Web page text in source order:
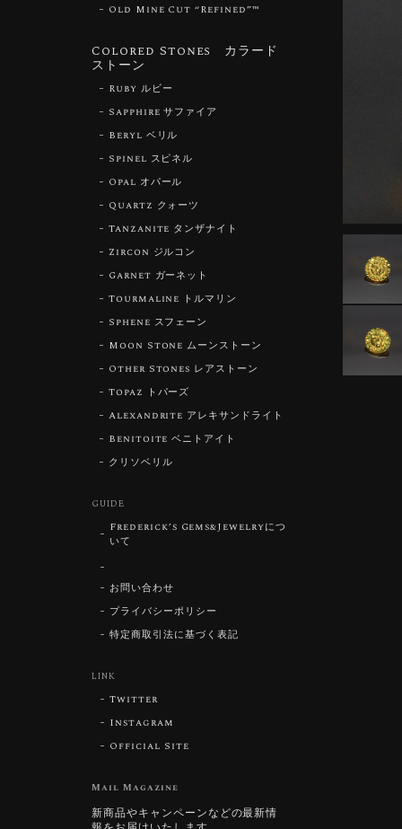
Old Mine Cut “Refined”™︎
Colored Stones カラード
ストーン
Ruby ルビー
Sapphire サファイア
Beryl ベリル
Spinel スピネル
Opal オパール
Quartz クォーツ
Tanzanite タンザナイト
Zircon ジルコン
Garnet ガーネット
Tourmaline トルマリン
Sphene スフェーン
Moon Stone ムーンストーン
Other Stones レアストーン
Topaz トパーズ
Alexandrite アレキサンドライト
Benitoite ベニトアイト
クリソベリル
GUIDE
Frederick’s Gems&Jewelryにつ
いて
お問い合わせ
プライバシーポリシー
特定商取引法に基づく表記
LINK
Twitter
Instagram
Official Site
Mail Magazine
新商品やキャンペーンなどの最新情